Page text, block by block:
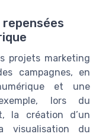
projets marketing
campagnes, en
et une
lors du
la création d’un
du